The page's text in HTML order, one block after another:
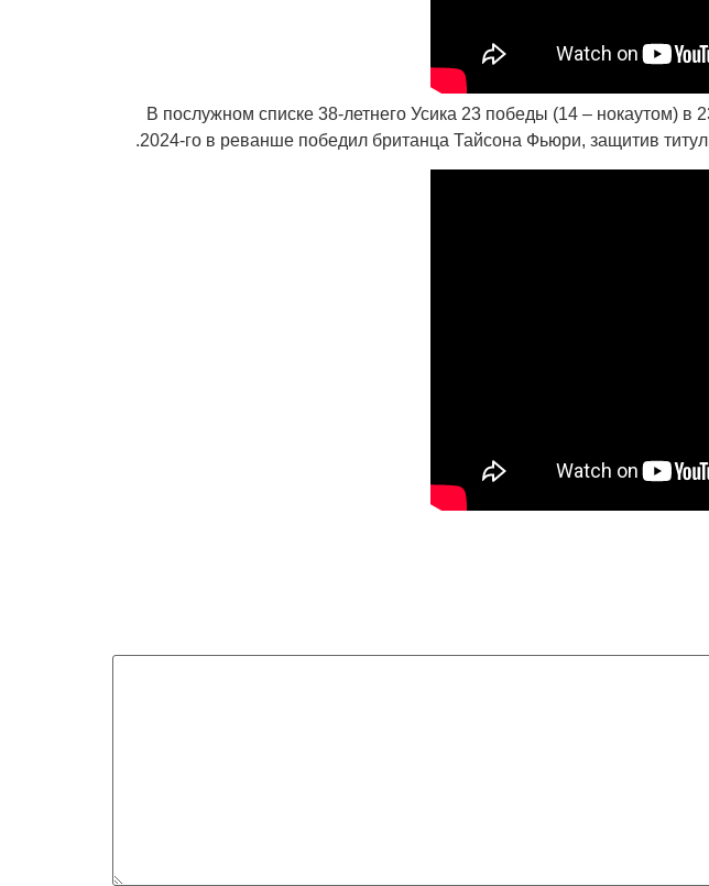
В послужном списке 38-летнего Усика 23 победы (14 – нокаутом)
2024-го в реванше победил британца Тайсона Фьюри, защитив